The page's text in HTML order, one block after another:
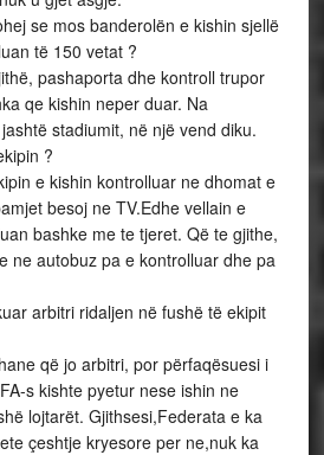
se mos banderolën e kishin sjellë
të 150 vetat ?
pashaporta dhe kontroll trupor
qe kishin neper duar. Na
stadiumit, në një vend diku.
?
e kishin kontrolluar ne dhomat e
besoj ne TV.Edhe vellain e
bashke me te tjeret. Që te gjithe,
ne autobuz pa e kontrolluar dhe pa
arbitri ridaljen në fushë të ekipit
që jo arbitri, por përfaqësuesi i
s kishte pyetur nese ishin ne
lojtarët. Gjithsesi,Federata e ka
çeshtje kryesore per ne,nuk ka